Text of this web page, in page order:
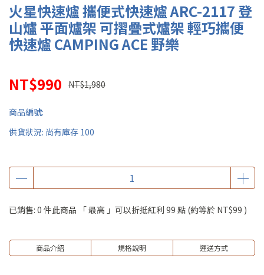
火星快速爐 攜便式快速爐 ARC-2117 登
山爐 平面爐架 可摺疊式爐架 輕巧攜便
快速爐 CAMPING ACE 野樂
NT$990 NT$1,980
商品編號:
供貨狀況: 尚有庫存 100
已銷售: 0 件此商品 「 最高 」可以折抵紅利 99 點 (約等於 NT$99 )
商品介紹 規格說明 運送方式